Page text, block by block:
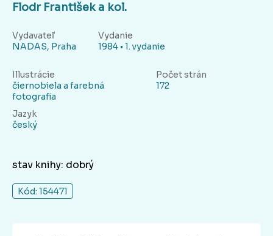
Flodr František a kol.
Vydavateľ
NADAS, Praha
Vydanie
1984 • 1. vydanie
Illustrácie
čiernobiela a farebná
fotografia
Počet strán
172
Jazyk
český
stav knihy: dobrý
Kód: 154471